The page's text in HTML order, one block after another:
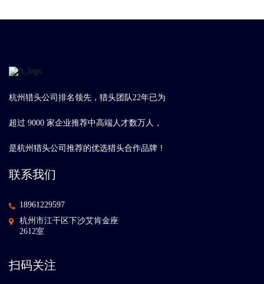
杭州猎头公司排名领先，猎头团队22年已为
超过 9000 家企业推荐中高端人才数万人，
是杭州猎头公司推荐的优选猎头合作品牌！
联系我们
18961229597
杭州市江干区下沙艾肯金座
2612室
扫码关注